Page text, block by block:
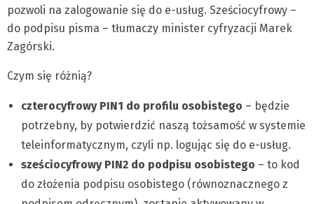
pozwoli na zalogowanie się do e-usług. Sześciocyfrowy –
do podpisu pisma – tłumaczy minister cyfryzacji Marek
Zagórski.
Czym się różnią?
czterocyfrowy PIN1 do profilu osobistego – będzie
potrzebny, by potwierdzić naszą tożsamość w systemie
teleinformatycznym, czyli np. logując się do e-usług.
sześciocyfrowy PIN2 do podpisu osobistego – to kod
do złożenia podpisu osobistego (równoznacznego z